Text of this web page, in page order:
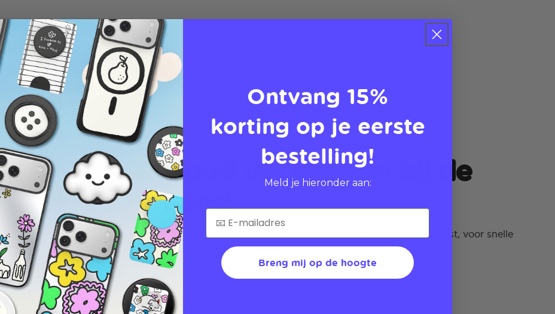
Houd uw kaarten bij de
hand
MagSafe-portemonnees houden tot wel drie kaarten veilig vast, voor snelle
en gemakkelijke toegang
Ontvang 15%
korting op je eerste
bestelling!
Meld je hieronder aan:
Breng mij op de hoogte